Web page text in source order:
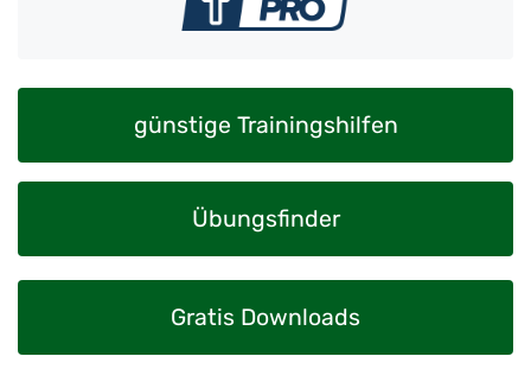
günstige Trainingshilfen
Übungsfinder
Gratis Downloads